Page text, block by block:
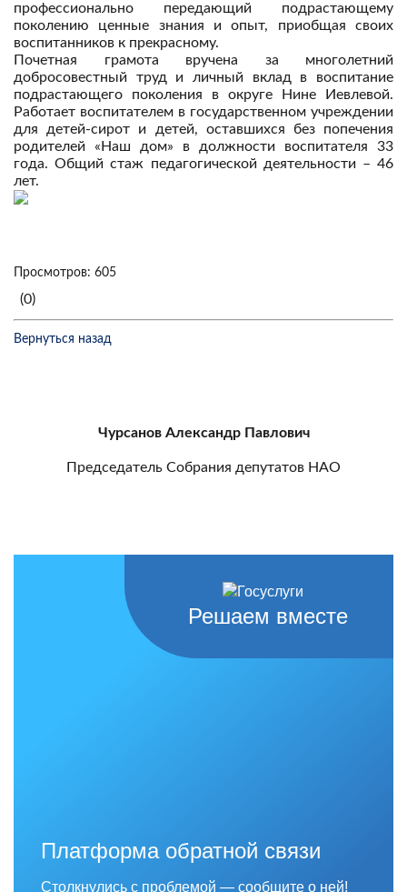
профессионально передающий подрастающему
поколению ценные знания и опыт, приобщая своих
воспитанников к прекрасному.
Почетная грамота вручена за многолетний
добросовестный труд и личный вклад в воспитание
подрастающего поколения в округе Нине Иевлевой.
Работает воспитателем в государственном учреждении
для детей-сирот и детей, оставшихся без попечения
родителей «Наш дом» в должности воспитателя 33
года. Общий стаж педагогической деятельности – 46
лет.
Просмотров: 605
(0)
Вернуться назад
Чурсанов Александр Павлович
Председатель Собрания депутатов НАО
Решаем вместе
Платформа обратной связи
Столкнулись с проблемой — сообщите о ней!